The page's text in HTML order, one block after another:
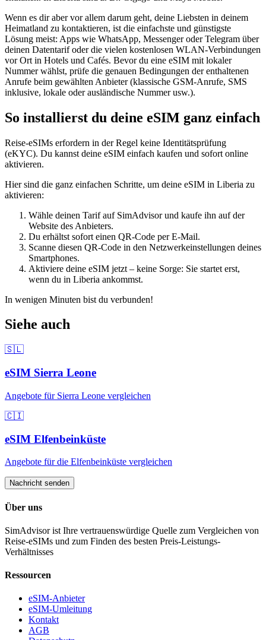
Wenn es dir aber vor allem darum geht, deine Liebsten in deinem
Heimatland zu kontaktieren, ist die einfachste und günstigste
Lösung meist: Apps wie WhatsApp, Messenger oder Telegram über
deinen Datentarif oder die vielen kostenlosen WLAN-Verbindungen
vor Ort in Hotels und Cafés. Bevor du eine eSIM mit lokaler
Nummer wählst, prüfe die genauen Bedingungen der enthaltenen
Anrufe beim gewählten Anbieter (klassische GSM-Anrufe, SMS
inklusive, lokale oder ausländische Nummer usw.).
So installierst du deine eSIM ganz einfach
Reise-eSIMs erfordern in der Regel keine Identitätsprüfung
(eKYC). Du kannst deine eSIM einfach kaufen und sofort online
aktivieren.
Hier sind die ganz einfachen Schritte, um deine eSIM in Liberia zu
aktivieren:
Wähle deinen Tarif auf SimAdvisor und kaufe ihn auf der
Website des Anbieters.
Du erhältst sofort einen QR-Code per E-Mail.
Scanne diesen QR-Code in den Netzwerkeinstellungen deines
Smartphones.
Aktiviere deine eSIM jetzt – keine Sorge: Sie startet erst,
wenn du in Liberia ankommst.
In wenigen Minuten bist du verbunden!
Siehe auch
🇸🇱
eSIM Sierra Leone
Angebote für Sierra Leone vergleichen
🇨🇮
eSIM Elfenbeinküste
Angebote fürdie Elfenbeinküste vergleichen
Nachricht senden
Über uns
SimAdvisor ist Ihre vertrauenswürdige Quelle zum Vergleichen von
Reise-eSIMs und zum Finden des besten Preis-Leistungs-
Verhältnisses
Ressourcen
eSIM-Anbieter
eSIM-Umleitung
Kontakt
AGB